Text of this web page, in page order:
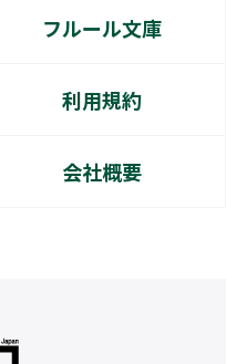
フルール文庫
利用規約
会社概要